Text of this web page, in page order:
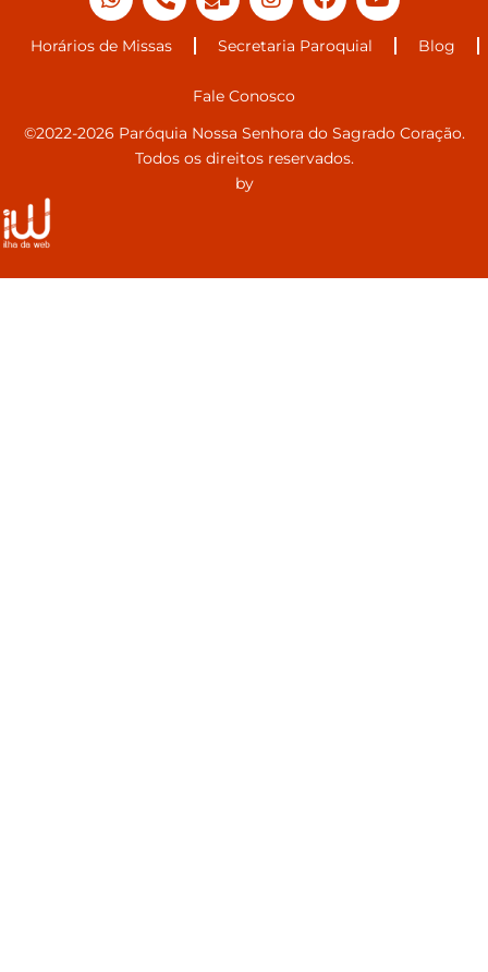
Horários de Missas Secretaria Paroquial Blog
Fale Conosco
©2022-2026 Paróquia Nossa Senhora do Sagrado Coração.
Todos os direitos reservados.
by